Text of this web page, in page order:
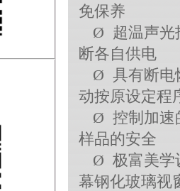
免保养
Ø 超温声光
断各自供电
Ø 具有断电
动按原设定程
Ø 控制加速
样品的安全
Ø 极富美学
幕钢化玻璃视